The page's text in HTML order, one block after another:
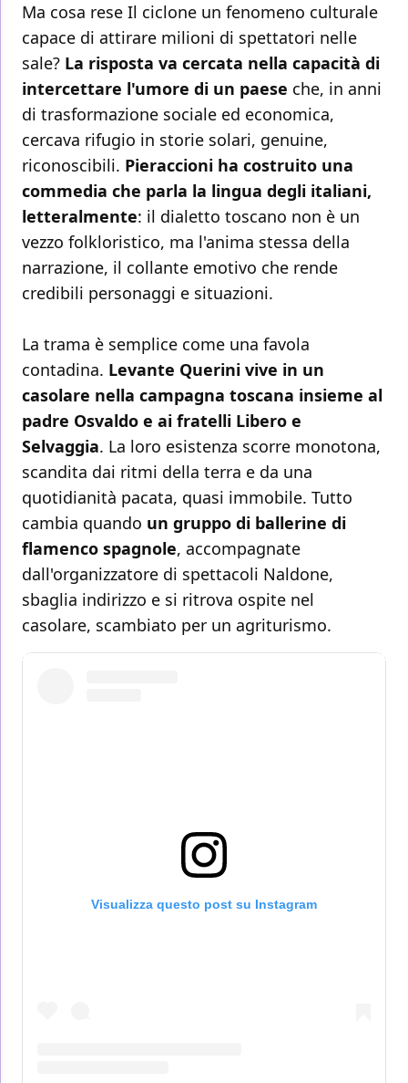
Ma cosa rese Il ciclone un fenomeno culturale
capace di attirare milioni di spettatori nelle
sale? La risposta va cercata nella capacità di
intercettare l'umore di un paese che, in anni
di trasformazione sociale ed economica,
cercava rifugio in storie solari, genuine,
riconoscibili. Pieraccioni ha costruito una
commedia che parla la lingua degli italiani,
letteralmente: il dialetto toscano non è un
vezzo folkloristico, ma l'anima stessa della
narrazione, il collante emotivo che rende
credibili personaggi e situazioni.
La trama è semplice come una favola
contadina. Levante Querini vive in un
casolare nella campagna toscana insieme al
padre Osvaldo e ai fratelli Libero e
Selvaggia. La loro esistenza scorre monotona,
scandita dai ritmi della terra e da una
quotidianità pacata, quasi immobile. Tutto
cambia quando un gruppo di ballerine di
flamenco spagnole, accompagnate
dall'organizzatore di spettacoli Naldone,
sbaglia indirizzo e si ritrova ospite nel
casolare, scambiato per un agriturismo.
Visualizza questo post su Instagram